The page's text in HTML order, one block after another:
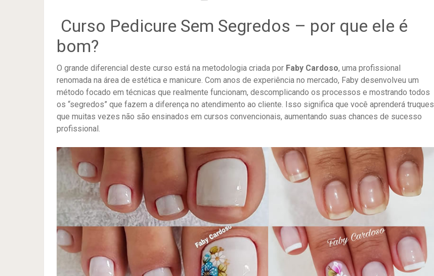
Curso Pedicure Sem Segredos – por que ele é
bom?
O grande diferencial deste curso está na metodologia criada por Faby Cardoso, uma profissional
renomada na área de estética e manicure. Com anos de experiência no mercado, Faby desenvolveu um
método focado em técnicas que realmente funcionam, descomplicando os processos e mostrando todos
os “segredos” que fazem a diferença no atendimento ao cliente. Isso significa que você aprenderá truques
que muitas vezes não são ensinados em cursos convencionais, aumentando suas chances de sucesso
profissional.